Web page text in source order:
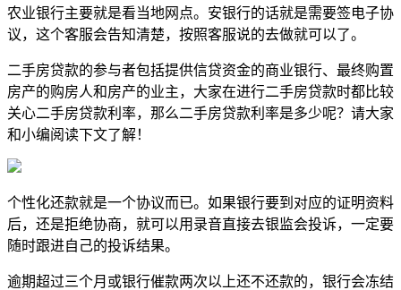
农业银行主要就是看当地网点。安银行的话就是需要签电子协
议，这个客服会告知清楚，按照客服说的去做就可以了。
二手房贷款的参与者包括提供信贷资金的商业银行、最终购置
房产的购房人和房产的业主，大家在进行二手房贷款时都比较
关心二手房贷款利率，那么二手房贷款利率是多少呢？请大家
和小编阅读下文了解！
个性化还款就是一个协议而已。如果银行要到对应的证明资料
后，还是拒绝协商，就可以用录音直接去银监会投诉，一定要
随时跟进自己的投诉结果。
逾期超过三个月或银行催款两次以上还不还款的，银行会冻结